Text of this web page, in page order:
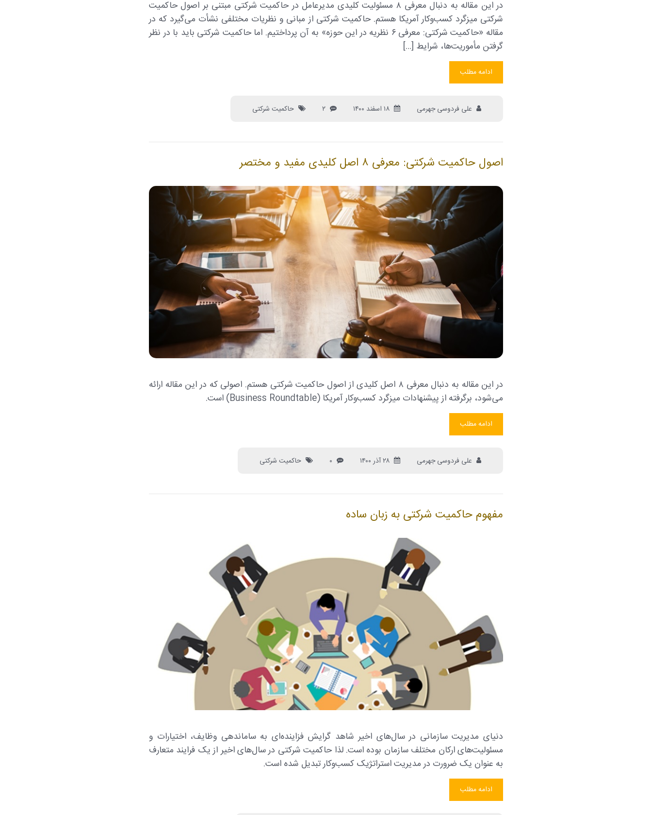
در این مقاله به دنبال معرفی ۸ مسئولیت کلیدی مدیرعامل در حاکمیت شرکتی مبتنی بر اصول حاکمیت
شرکتی میزگرد کسب‌وکار آمریکا هستم. حاکمیت شرکتی از مبانی و نظریات مختلفی نشأت می‌گیرد که در
مقاله «حاکمیت شرکتی: معرفی ۶ نظریه در این حوزه» به آن پرداختیم. اما حاکمیت شرکتی باید با در نظر
گرفتن مأموریت‌ها، شرایط […]
ادامه مطلب
علی فردوسی جهرمی حاکمیت شرکتی
اصول حاکمیت شرکتی: معرفی ۸ اصل کلیدی مفید و مختصر
در این مقاله به دنبال معرفی ۸ اصل کلیدی از اصول حاکمیت شرکتی هستم. اصولی که در این مقاله ارائه
می‌شود، برگرفته از پیشنهادات میزگرد کسب‌وکار آمریکا (Business Roundtable) است.
ادامه مطلب
علی فردوسی جهرمی حاکمیت شرکتی
مفهوم حاکمیت شرکتی به زبان ساده
دنیای مدیریت سازمانی در سال‌های اخیر شاهد گرایش فزاینده‌ای به ساماندهی وظایف، اختیارات و
مسئولیت‌های ارکان مختلف سازمان بوده است. لذا حاکمیت شرکتی در سال‌های اخیر از یک فرایند متعارف
به عنوان یک ضرورت در مدیریت استراتژیک کسب‌وکار تبدیل شده است.
ادامه مطلب